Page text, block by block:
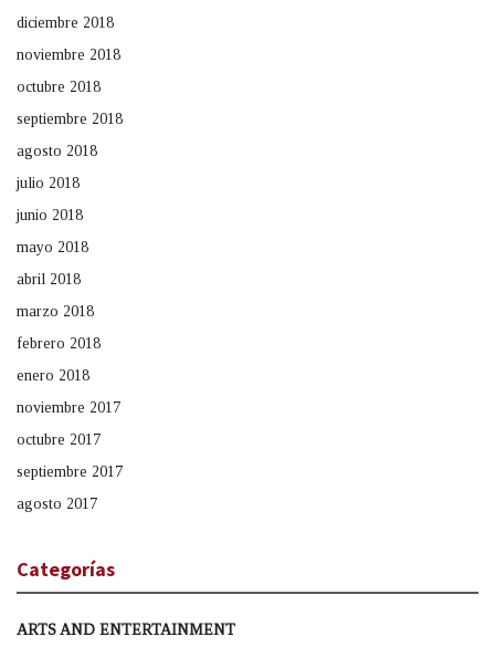
diciembre 2018
noviembre 2018
octubre 2018
septiembre 2018
agosto 2018
julio 2018
junio 2018
mayo 2018
abril 2018
marzo 2018
febrero 2018
enero 2018
noviembre 2017
octubre 2017
septiembre 2017
agosto 2017
Categorías
ARTS AND ENTERTAINMENT